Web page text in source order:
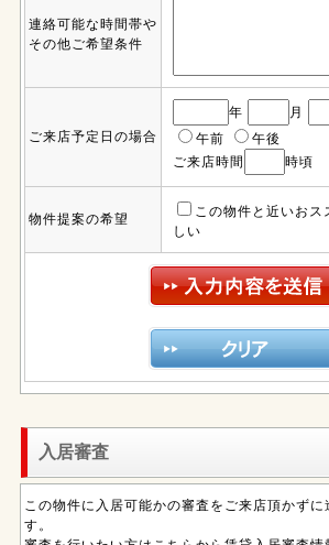
連絡可能な時間帯や
その他ご希望条件
ご来店予定日の場合
年 月
午前
午後
ご来店時間
時頃
物件提案の希望
この物件と近いお
しい
入居審査
この物件に入居可能かの審査をご来店頂かず
す。